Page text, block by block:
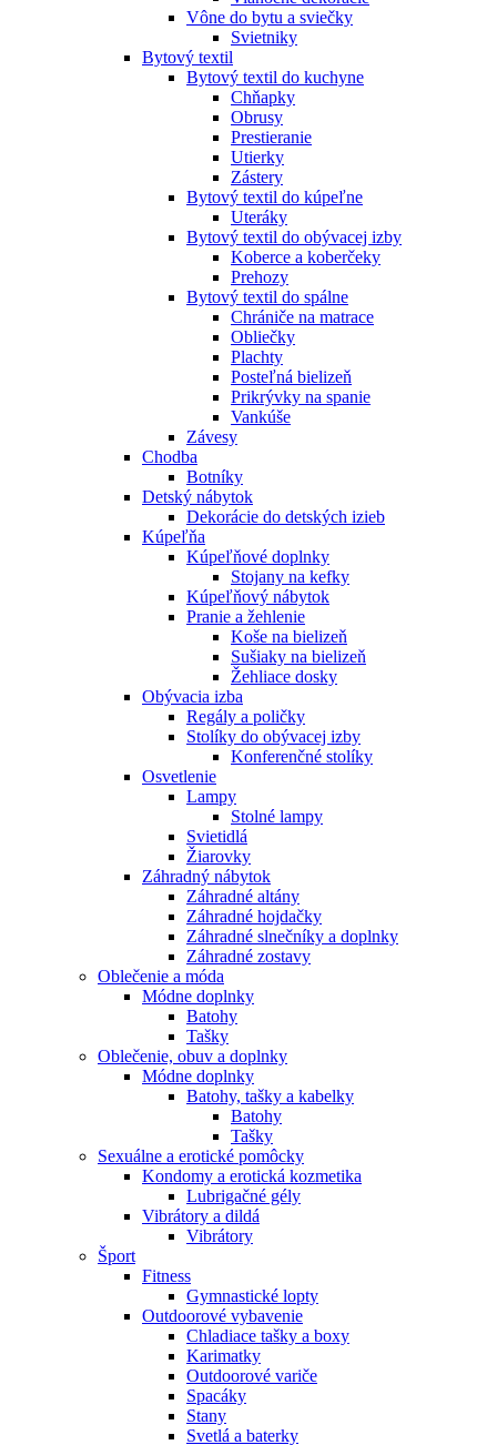
Vône do bytu a sviečky
Svietniky
Bytový textil
Bytový textil do kuchyne
Chňapky
Obrusy
Prestieranie
Utierky
Zástery
Bytový textil do kúpeľne
Uteráky
Bytový textil do obývacej izby
Koberce a koberčeky
Prehozy
Bytový textil do spálne
Chrániče na matrace
Obliečky
Plachty
Posteľná bielizeň
Prikrývky na spanie
Vankúše
Závesy
Chodba
Botníky
Detský nábytok
Dekorácie do detských izieb
Kúpeľňa
Kúpeľňové doplnky
Stojany na kefky
Kúpeľňový nábytok
Pranie a žehlenie
Koše na bielizeň
Sušiaky na bielizeň
Žehliace dosky
Obývacia izba
Regály a poličky
Stolíky do obývacej izby
Konferenčné stolíky
Osvetlenie
Lampy
Stolné lampy
Svietidlá
Žiarovky
Záhradný nábytok
Záhradné altány
Záhradné hojdačky
Záhradné slnečníky a doplnky
Záhradné zostavy
Oblečenie a móda
Módne doplnky
Batohy
Tašky
Oblečenie, obuv a doplnky
Módne doplnky
Batohy, tašky a kabelky
Batohy
Tašky
Sexuálne a erotické pomôcky
Kondomy a erotická kozmetika
Lubrigačné gély
Vibrátory a dildá
Vibrátory
Šport
Fitness
Gymnastické lopty
Outdoorové vybavenie
Chladiace tašky a boxy
Karimatky
Outdoorové variče
Spacáky
Stany
Svetlá a baterky